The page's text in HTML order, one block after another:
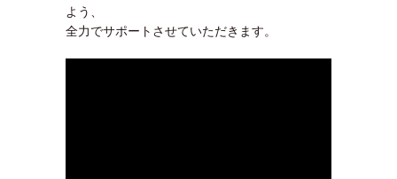
よう、
全力でサポートさせていただきます。